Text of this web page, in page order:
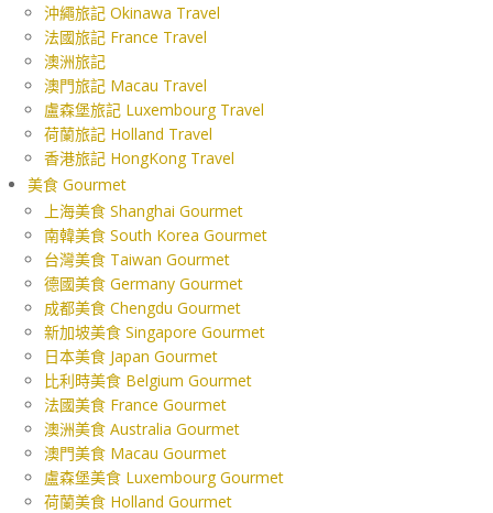
沖繩旅記 Okinawa Travel
法國旅記 France Travel
澳洲旅記
澳門旅記 Macau Travel
盧森堡旅記 Luxembourg Travel
荷蘭旅記 Holland Travel
香港旅記 HongKong Travel
美食 Gourmet
上海美食 Shanghai Gourmet
南韓美食 South Korea Gourmet
台灣美食 Taiwan Gourmet
德國美食 Germany Gourmet
成都美食 Chengdu Gourmet
新加坡美食 Singapore Gourmet
日本美食 Japan Gourmet
比利時美食 Belgium Gourmet
法國美食 France Gourmet
澳洲美食 Australia Gourmet
澳門美食 Macau Gourmet
盧森堡美食 Luxembourg Gourmet
荷蘭美食 Holland Gourmet